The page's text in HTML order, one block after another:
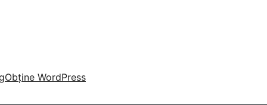
Obține WordPress